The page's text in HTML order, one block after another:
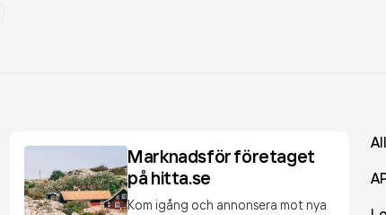
Marknadsför företaget
på hitta.se
Kom igång och annonsera mot nya